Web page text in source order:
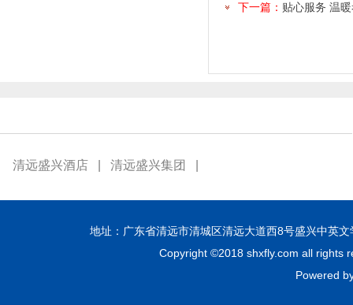
下一篇： 贴心服务 温
清远盛兴酒店 清远盛兴集团
地址：广东省清远市清城区清远大道西8号盛兴中英
Copyright ©2018 shxfly.com all rights
Powered